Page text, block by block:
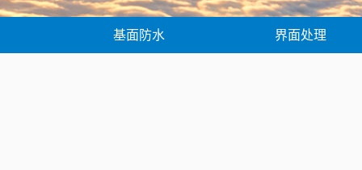
基面防水 界面处理